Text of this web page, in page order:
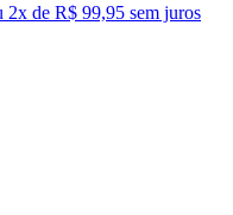
2x de R$ 99,95 sem juros